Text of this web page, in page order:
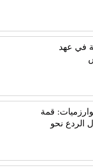
في عهد
قمة
الردع نحو